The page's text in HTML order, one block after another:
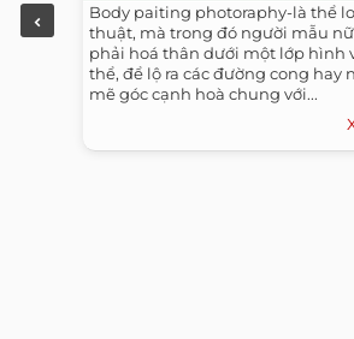
Body paiting photoraphy-là thể
thuật, mà trong đó người mẫu
phải hoá thân dưới một lớp hình
thể, để lộ ra các đường cong hay
mẽ góc cạnh hoà chung với...